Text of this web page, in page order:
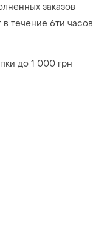
заказов
в течение 6ти часов
до 1 000 грн